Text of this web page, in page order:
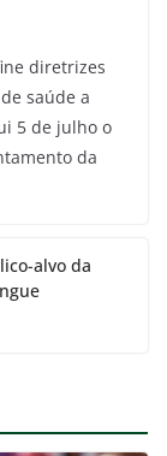
diretrizes
saúde a
5 de julho o
da
alvo da